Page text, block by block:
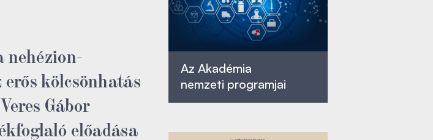
nehézion-
kölcsönhatás
Gábor
előadása
Az Akadémia
nemzeti programjai